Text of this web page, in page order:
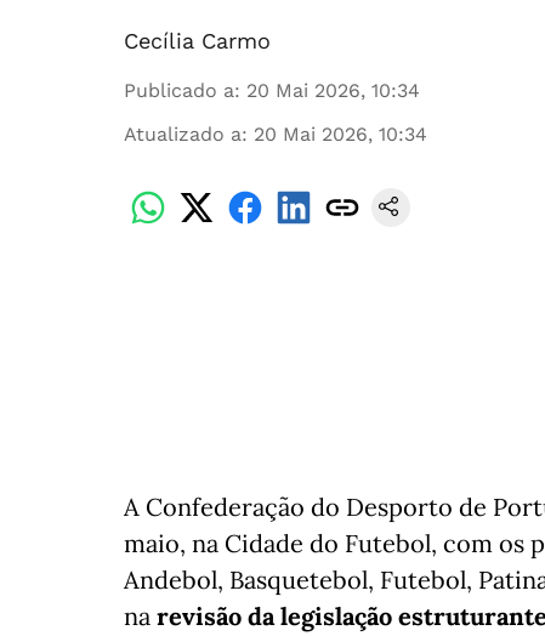
Cecília Carmo
Publicado a: 20 Mai 2026, 10:34
Atualizado a: 20 Mai 2026, 10:34
A Confederação do Desporto de
maio, na Cidade do Futebol, com os
Andebol, Basquetebol, Futebol,
na revisão da legislação